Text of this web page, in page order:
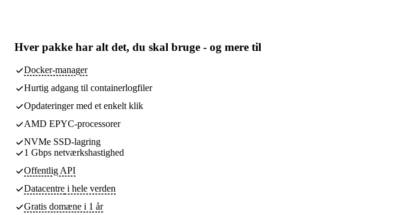
Hver pakke har alt det, du skal bruge - og mere til
Docker-manager
Hurtig adgang til containerlogfiler
Opdateringer med et enkelt klik
AMD EPYC-processorer
NVMe SSD-lagring
1 Gbps netværkshastighed
Offentlig API
Datacentre i hele verden
Gratis domæne i 1 år